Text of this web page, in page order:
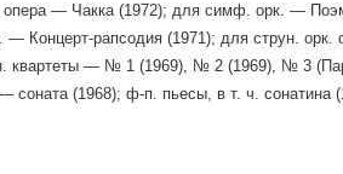
— Чакка (1972); для симф. оpк. —
— Концерт-рапсодия (1971); для струн.
квартеты — № 1 (1969), № 2 (1969), № 3
соната (1968); ф-п. пьесы, в т. ч. сонатина